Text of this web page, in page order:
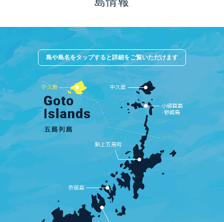
島や島名をタップすると詳細をご覧いただけます